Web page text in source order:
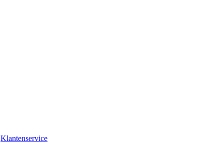
Klantenservice